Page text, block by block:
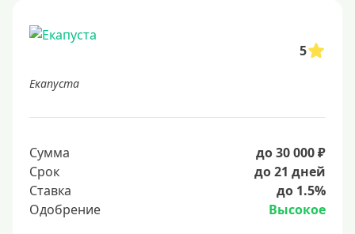
5
Екапуста
Сумма
до 30 000 ₽
Срок
до 21 дней
Ставка
до 1.5%
Одобрение
Высокое